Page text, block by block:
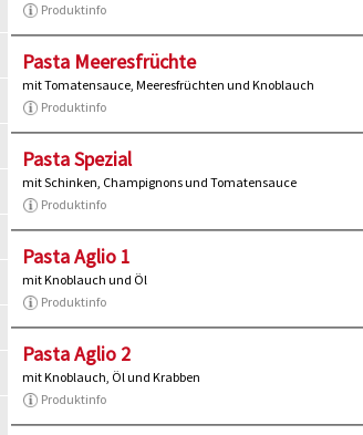
Produktinfo
Pasta Meeresfrüchte
mit Tomatensauce, Meeresfrüchten und Knoblauch
Produktinfo
Pasta Spezial
mit Schinken, Champignons und Tomatensauce
Produktinfo
Pasta Aglio 1
mit Knoblauch und Öl
Produktinfo
Pasta Aglio 2
mit Knoblauch, Öl und Krabben
Produktinfo